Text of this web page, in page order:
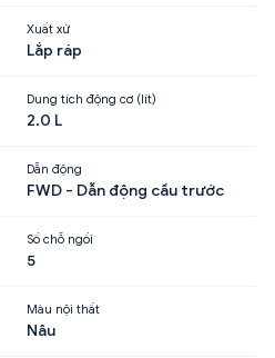
Xuất xứ
Lắp ráp
Dung tích động cơ (lít)
2.0 L
Dẫn động
FWD - Dẫn động cầu trước
Số chỗ ngồi
5
Màu nội thất
Nâu